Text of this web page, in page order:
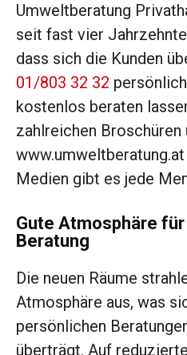
Umweltberatung
seit fast vier
dass sich die Kunden
01/803 32 32
kostenlos beraten
zahlreichen Broschüren
Medien gibt es jede
Gute Atmosphäre
Beratung
Die neuen Räume
Atmosphäre aus, was
persönlichen
überträgt. Auf